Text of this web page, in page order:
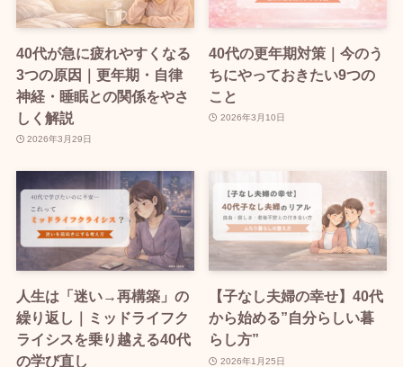
40代が急に疲れやすくなる
3つの原因｜更年期・自律
神経・睡眠との関係をやさ
しく解説
2026年3月29日
40代の更年期対策｜今のう
ちにやっておきたい9つの
こと
2026年3月10日
人生は「迷い→再構築」の
繰り返し｜ミッドライフク
ライシスを乗り越える40代
の学び直し
【子なし夫婦の幸せ】40代
から始める”自分らしい暮
らし方”
2026年1月25日